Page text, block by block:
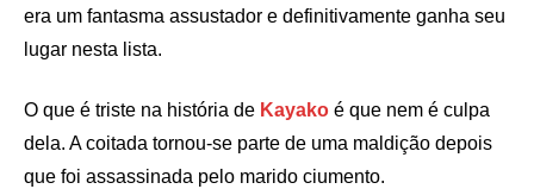
era um fantasma assustador e definitivamente ganha seu
lugar nesta lista.
O que é triste na história de Kayako é que nem é culpa
dela. A coitada tornou-se parte de uma maldição depois
que foi assassinada pelo marido ciumento.